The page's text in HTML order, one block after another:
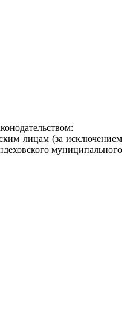
лицам (за исключением
муниципального